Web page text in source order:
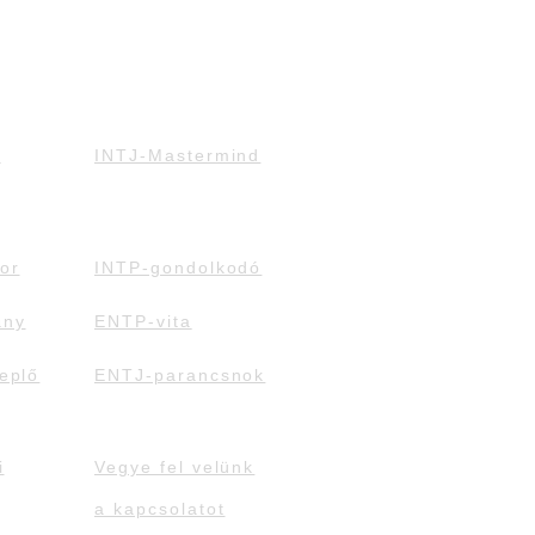
INTJ-Mastermind
INTP-gondolkodó
ENTP-vita
ENTJ-parancsnok
Vegye fel velünk
a kapcsolatot